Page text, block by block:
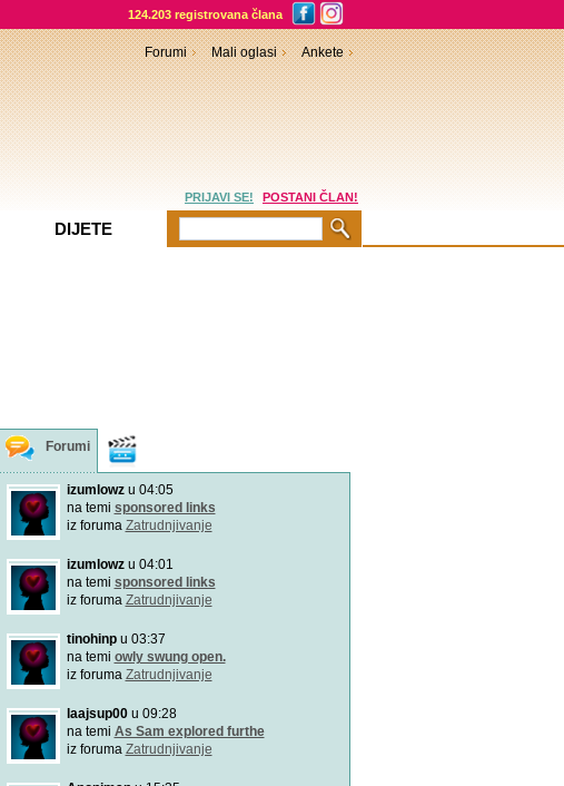
124.203 registrovana člana
Forumi
izumlowzu 04:05
na temi sponsored links
iz foruma Zatrudnjivanje
izumlowzu 04:01
na temi sponsored links
iz foruma Zatrudnjivanje
tinohinpu 03:37
na temi owly swung open.
iz foruma Zatrudnjivanje
laajsup00u 09:28
na temi As Sam explored furthe
iz foruma Zatrudnjivanje
Forumi Mali oglasi Ankete
PRIJAVI SE! POSTANI ČLAN!
DIJETE